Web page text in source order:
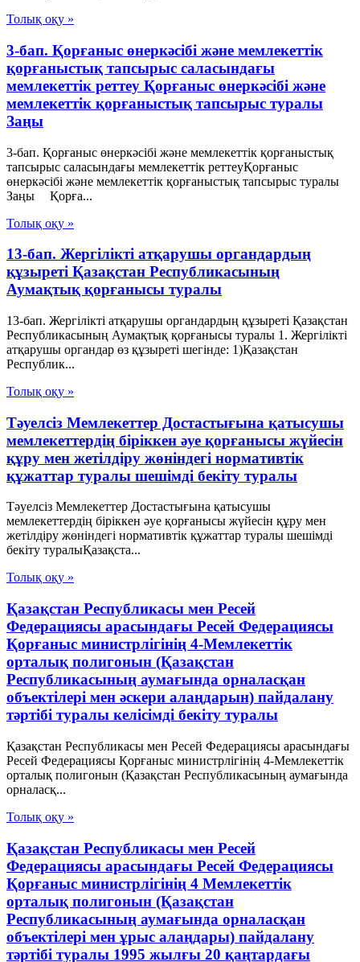
Толық оқу »
3-бап. Қорғаныс өнеркәсібі және мемлекеттік
қорғаныстық тапсырыс саласындағы
мемлекеттік реттеу Қорғаныс өнеркәсібі және
мемлекеттік қорғаныстық тапсырыс туралы
Заңы
3-бап. Қорғаныс өнеркәсібі және мемлекеттік қорғаныстық
тапсырыс саласындағы мемлекеттік реттеуҚорғаныс
өнеркәсібі және мемлекеттік қорғаныстық тапсырыс туралы
Заңы Қорға...
Толық оқу »
13-бап. Жергілікті атқарушы органдардың
құзыреті Қазақстан Республикасының
Аумақтық қорғанысы туралы
13-бап. Жергілікті атқарушы органдардың құзыреті Қазақстан
Республикасының Аумақтық қорғанысы туралы 1. Жергілікті
атқарушы органдар өз құзыреті шегінде: 1)Қазақстан
Республик...
Толық оқу »
Тәуелсіз Мемлекеттер Достастығына қатысушы
мемлекеттердің біріккен әуе қорғанысы жүйесін
құру мен жетілдіру жөніндегі нормативтік
құжаттар туралы шешімді бекіту туралы
Тәуелсіз Мемлекеттер Достастығына қатысушы
мемлекеттердің біріккен әуе қорғанысы жүйесін құру мен
жетілдіру жөніндегі нормативтік құжаттар туралы шешімді
бекіту туралыҚазақста...
Толық оқу »
Қазақстан Республикасы мен Ресей
Федерациясы арасындағы Ресей Федерациясы
Қорғаныс министрлігінің 4-Мемлекеттік
орталық полигонын (Қазақстан
Республикасының аумағында орналасқан
объектілері мен әскери алаңдарын) пайдалану
тәртібі туралы келісімді бекіту туралы
Қазақстан Республикасы мен Ресей Федерациясы арасындағы
Ресей Федерациясы Қорғаныс министрлігінің 4-Мемлекеттік
орталық полигонын (Қазақстан Республикасының аумағында
орналасқ...
Толық оқу »
Қазақстан Республикасы мен Ресей
Федерациясы арасындағы Ресей Федерациясы
Қорғаныс министрлігінің 4 Мемлекеттік
орталық полигонын (Қазақстан
Республикасының аумағында орналасқан
объектілері мен ұрыс алаңдары) пайдалану
тәртібі туралы 1995 жылғы 20 қаңтардағы